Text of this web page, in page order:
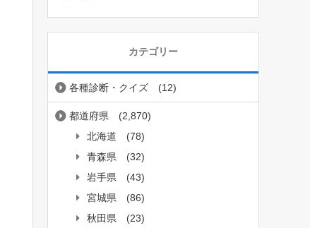
カテゴリー
各種診断・クイズ (12)
都道府県
(2,870)
北海道
(78)
青森県
(32)
岩手県
(43)
宮城県
(86)
秋田県
(23)